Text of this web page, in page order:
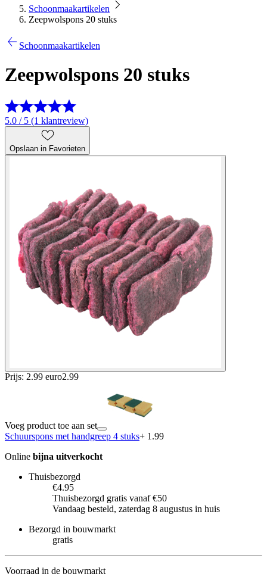
Schoonmaakartikelen
Zeepwolspons 20 stuks
Schoonmaakartikelen
Zeepwolspons 20 stuks
5.0 / 5 (1 klantreview)
Opslaan in Favorieten
Prijs: 2.99 euro2.99
Voeg product toe aan set
Schuurspons met handgreep 4 stuks+ 1.99
Online bijna uitverkocht
Thuisbezorgd
€4.95
Thuisbezorgd gratis vanaf €50
Vandaag besteld, zaterdag 8 augustus in huis
Bezorgd in bouwmarkt
gratis
Voorraad in de bouwmarkt